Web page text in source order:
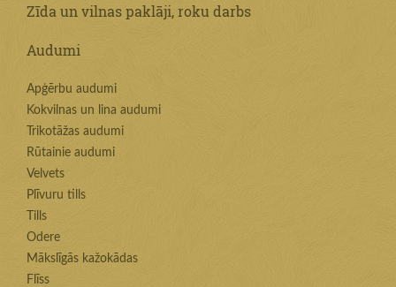
Zīda un vilnas paklāji, roku darbs
Audumi
Apģērbu audumi
Kokvilnas un lina audumi
Trikotāžas audumi
Rūtainie audumi
Velvets
Plīvuru tills
Tills
Odere
Mākslīgās kažokādas
Flīss